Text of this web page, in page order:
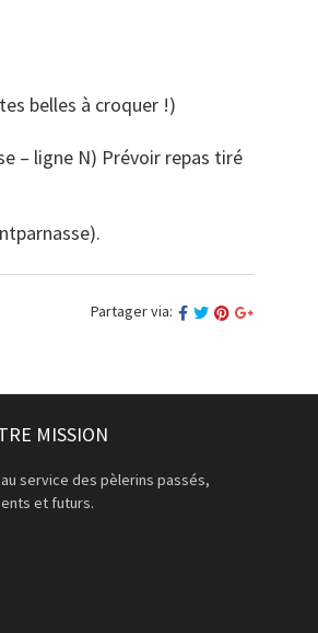
belles à croquer !)
– ligne N) Prévoir repas tiré
Partager via:
MISSION
service des pèlerins passés,
et futurs.